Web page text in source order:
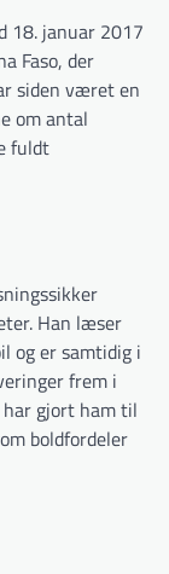
18. januar 2017
Faso, der
siden været en
om antal
fuldt
Han læser
og er samtidig i
frem i
gjort ham til
boldfordeler